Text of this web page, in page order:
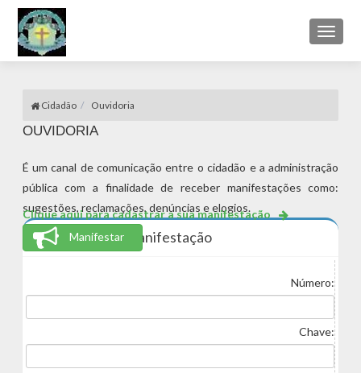
Toggle
Cidadão Ouvidoria
OUVIDORIA
É um canal de comunicação entre o cidadão e a administração
pública com a finalidade de receber manifestações como:
sugestões, reclamações, denúncias e elogios.
Consulte a sua Manifestação
Clique aqui para cadastrar a sua manifestação
Manifestar
Número:
Chave: